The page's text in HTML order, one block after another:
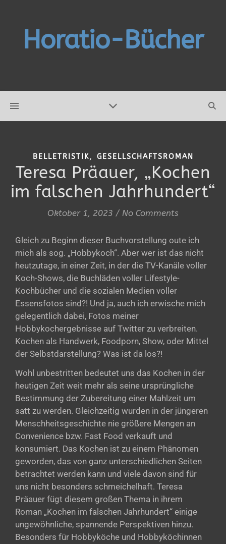
Horatio-Bücher
BELLETRISTIK, GESELLSCHAFTSROMAN
Teresa Präauer, „Kochen
im falschen Jahrhundert“
Oktober 1, 2023 / No Comments
Gleich zu Beginn dieser Buchvorstellung oute ich
mich als sog. „Hobbykoch“. Aber wer ist das nicht
heutzutage, in einer Zeit, in der die TV-Kanäle voller
Koch-Shows, die Buchläden voller Lifestyle-
Kochbücher und die sozialen Medien voller
Essensfotos sind?! Und ja, auch ich erwische mich
gelegentlich dabei, Fotos meiner
Hobbykochergebnisse auf Twitter zu verbreiten.
Kochen als Handwerk, Foodporn, Show, oder Mittel
der Selbstdarstellung? Was ist da los?!
Wohl unbestritten bedeutet uns das Kochen in der
heutigen Zeit weit mehr als seine ursprüngliche
Bestimmung der Zubereitung einer Mahlzeit um
satt zu werden. Gleichzeitig wurden in der jüngeren
Menschheitsgeschichte nie größere Mengen an
Convenience bzw. Fast Food verkauft und
konsumiert. Das Kochen ist zu einem Phänomen
geworden, das von ganz unterschiedlichen Seiten
betrachtet werden kann und viele davon sind für
uns nicht besonders schmeichelhaft. Teresa
Präauer fügt diesem großen Thema in ihrem
Roman „Kochen im falschen Jahrhundert“ einige
ungewöhnliche, spannende Perspektiven hinzu.
Besonders für Hobbyköche und Hobbyköchinnen